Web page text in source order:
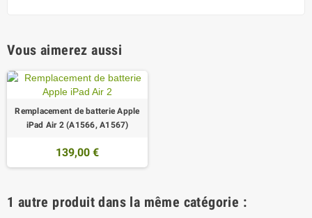
Vous aimerez aussi
Remplacement de batterie Apple
iPad Air 2 (A1566, A1567)
139,00 €
1 autre produit dans la même catégorie :